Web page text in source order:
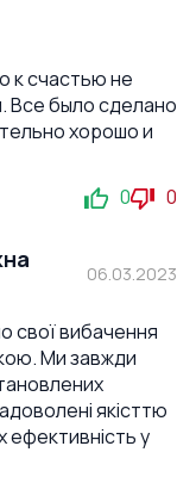
к счастью не
Все было сделано
хорошо и
0 0
06.03.2023
свої вибачення
Ми завжди
якісттю
ефективність у